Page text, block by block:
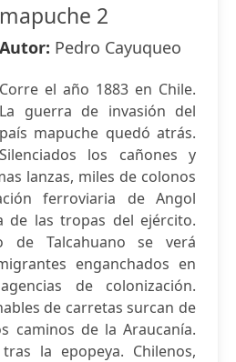
mapuche 2
Autor: Pedro Cayuqueo
Corre el año 1883 en Chile.
La guerra de invasión del
país mapuche quedó atrás.
Silenciados los cañones y
lanzas, miles de colonos
ferroviaria de Angol
de las tropas del ejército.
de Talcahuano se verá
enganchados en
de colonización.
de carretas surcan de
caminos de la Araucanía.
la epopeya. Chilenos,